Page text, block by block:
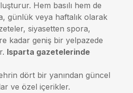
Hem basılı hem de
günlük veya haftalık olarak
siyasetten spora,
kadar geniş bir yelpazede
Isparta gazetelerinde
dört bir yanından güncel
ve özel içerikler.